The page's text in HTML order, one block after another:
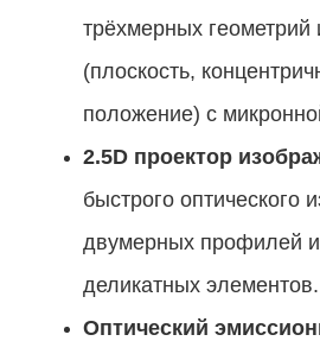
трёхмерных геометрий
(плоскость,
положение) с
2.5D проектор
быстрого оптического
двумерных профилей
деликатных элементов.
Оптический